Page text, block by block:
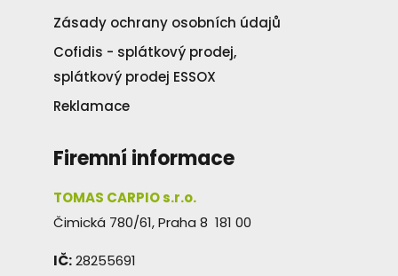
Zásady ochrany osobních údajů
Cofidis - splátkový prodej,
splátkový prodej ESSOX
Reklamace
Firemní informace
TOMAS CARPIO s.r.o.
Čimická 780/61, Praha 8 181 00
IČ:28255691